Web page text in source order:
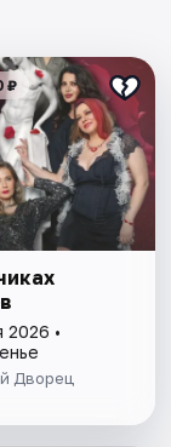
₽
2026 •
Дворец